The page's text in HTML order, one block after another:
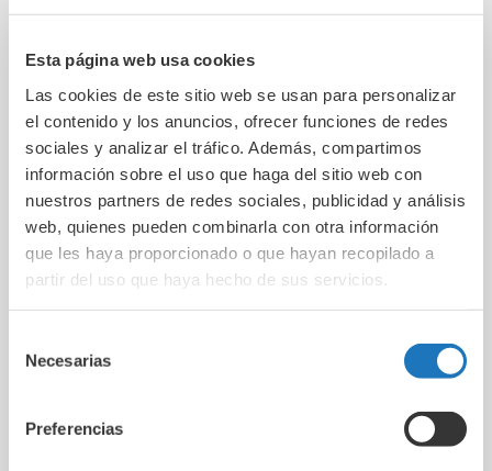
Esta página web usa cookies
Las cookies de este sitio web se usan para personalizar
el contenido y los anuncios, ofrecer funciones de redes
sociales y analizar el tráfico. Además, compartimos
información sobre el uso que haga del sitio web con
nuestros partners de redes sociales, publicidad y análisis
web, quienes pueden combinarla con otra información
que les haya proporcionado o que hayan recopilado a
partir del uso que haya hecho de sus servicios.
Necesarias
Preferencias
Mireia Ramos, investigadora del Dpto. de Medicina y
Ciencias de la Vida de la UPF, dotado con una de
las
Becas Impulso Talento Joven de la
Fundación DiabetesCERO , ha logrado identificar
hasta
5 fases en la respuesta de las células
beta
al ataque autoinmune de la diabetes tipo 1.
Estos fenotipos, se manifiestan tan solo 72 horas
después de someter las células beta sanas a un
estímulo pro-inflamatorio en laboratorio. Mediante
identificar los
pacientes con dt1 y controles sanos, este estudio
con